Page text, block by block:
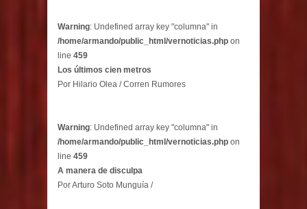
Warning: Undefined array key "columna" in
/home/armando/public_html/vernoticias.php on
line 459
Los últimos cien metros
Por Hilario Olea / Corren Rumores
Warning: Undefined array key "columna" in
/home/armando/public_html/vernoticias.php on
line 459
A manera de disculpa
Por Arturo Soto Munguía /